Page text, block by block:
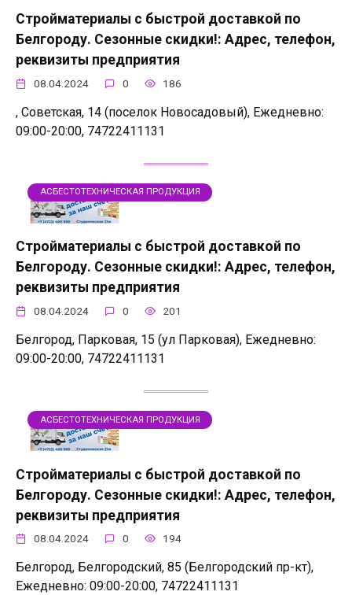
Стройматериалы с быстрой доставкой по
Белгороду. Сезонные скидки!: Адрес, телефон,
реквизиты предприятия
08.04.2024 0 186
, Советская, 14 (поселок Новосадовый), Ежедневно:
09:00-20:00, 74722411131
АСБЕСТОТЕХНИЧЕСКАЯ ПРОДУКЦИЯ
Стройматериалы с быстрой доставкой по
Белгороду. Сезонные скидки!: Адрес, телефон,
реквизиты предприятия
08.04.2024 0 201
Белгород, Парковая, 15 (ул Парковая), Ежедневно:
09:00-20:00, 74722411131
АСБЕСТОТЕХНИЧЕСКАЯ ПРОДУКЦИЯ
Стройматериалы с быстрой доставкой по
Белгороду. Сезонные скидки!: Адрес, телефон,
реквизиты предприятия
08.04.2024 0 194
Белгород, Белгородский, 85 (Белгородский пр-кт),
Ежедневно: 09:00-20:00, 74722411131